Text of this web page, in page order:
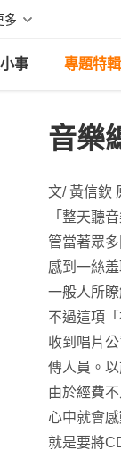
多
事 專題特輯
音樂
文/ 黃信欽
「整天聽
管當著眾
感到一絲
一般人所
不過這項
收到唱片
傳人員。
由於經費
心中就會
就是要將